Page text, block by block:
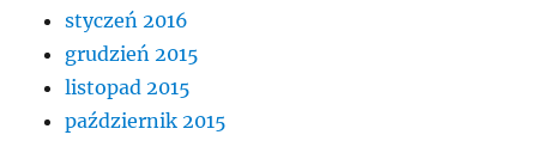
styczeń 2016
grudzień 2015
listopad 2015
październik 2015